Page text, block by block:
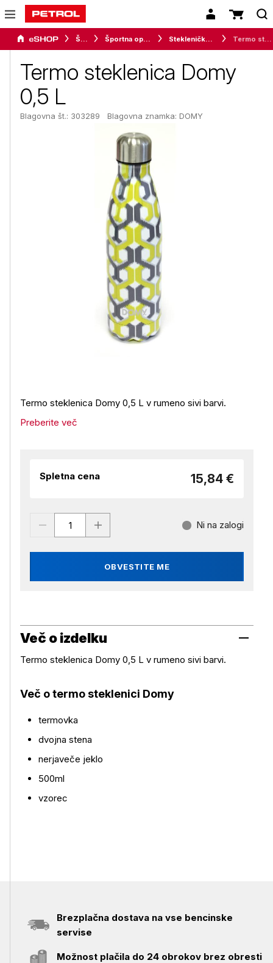
Šport Športna oprema Stekleničke in bidoni
Termo steklenica Domy
0,5 L
Blagovna št.: 303289 Blagovna znamka: DOMY
Termo steklenica Domy 0,5 L v rumeno sivi barvi.
Preberite več
Spletna cena 15,84 €
OBVESTITE ME
Ni na zalogi
Več o izdelku
Več o izdelku
Termo steklenica Domy 0,5 L v rumeno sivi barvi.
Več o termo steklenici Domy
termovka
dvojna stena
nerjaveče jeklo
500ml
vzorec
Brezplačna dostava na vse bencinske
servise
Možnost plačila do 24 obrokov brez obresti